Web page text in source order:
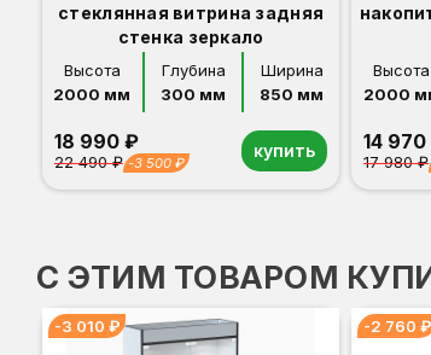
стеклянная витрина задняя
стенка зеркало
Высота
2000 мм
Глубина
300 мм
Ширина
850 мм
18 990 ₽
22 490 ₽ -3 500 ₽
купить
Высота
2000
14
17 980 ₽
С ЭТИМ ТОВАРОМ
-3 010 ₽ -2 760 ₽